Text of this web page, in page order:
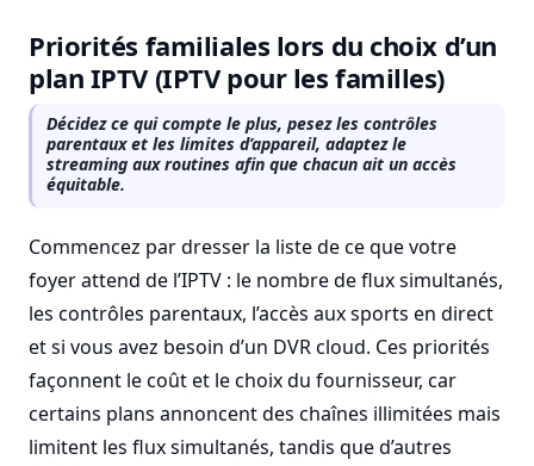
Priorités familiales lors du choix d’un
plan IPTV (IPTV pour les familles)
Décidez ce qui compte le plus, pesez les contrôles
parentaux et les limites d’appareil, adaptez le
streaming aux routines afin que chacun ait un accès
équitable.
Commencez par dresser la liste de ce que votre
foyer attend de l’IPTV : le nombre de flux simultanés,
les contrôles parentaux, l’accès aux sports en direct
et si vous avez besoin d’un DVR cloud. Ces priorités
façonnent le coût et le choix du fournisseur, car
certains plans annoncent des chaînes illimitées mais
limitent les flux simultanés, tandis que d’autres